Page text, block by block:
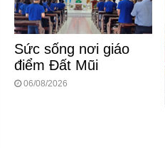
Sức sống nơi giáo
điểm Đất Mũi
06/08/2026